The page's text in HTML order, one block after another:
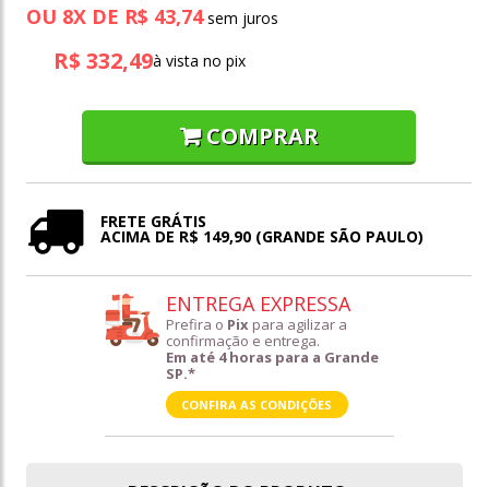
OU 8X DE R$ 43,74
R$ 332,49à vista no pix
COMPRAR
FRETE GRÁTIS
ACIMA DE R$ 149,90 (GRANDE SÃO PAULO)
ENTREGA EXPRESSA
Prefira o Pix para agilizar a
confirmação e entrega.
Em até 4 horas para a Grande
SP.*
CONFIRA AS CONDIÇÕES